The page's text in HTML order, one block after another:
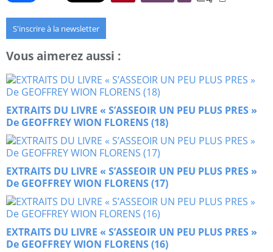
S'inscrire à la newsletter
Vous aimerez aussi :
EXTRAITS DU LIVRE « S’ASSEOIR UN PEU PLUS PRES »
De GEOFFREY WION FLORENS (18)
EXTRAITS DU LIVRE « S’ASSEOIR UN PEU PLUS PRES »
De GEOFFREY WION FLORENS (17)
EXTRAITS DU LIVRE « S’ASSEOIR UN PEU PLUS PRES »
De GEOFFREY WION FLORENS (16)